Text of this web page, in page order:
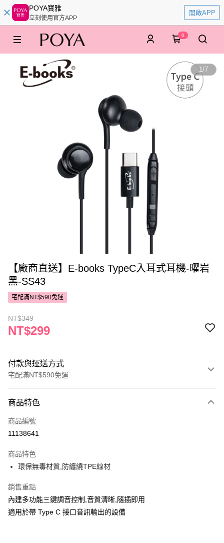
POYA寶雅
立刻使用官方APP
開啟APP
0
1/7
【廠商直送】E-books TypeC入耳式耳機-曜岩
黑-SS43
宅配滿NT$590免運
NT$349
NT$299
付款與運送方式
宅配滿NT$590免運
POYA支付
信用卡一次付款
Apple Pay
街口支付
悠遊付
商品特色
商品編號
11138641
商品特色
環保無毒材質,防纏繞TPE線材
銷售重點
內建多功能三鍵調音控制,音質清晰,隨插即用
適用於帶 Type C 接口音訊輸出的設備